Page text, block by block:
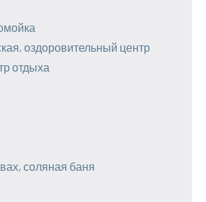
оздоровительный центр
отдыха
соляная баня